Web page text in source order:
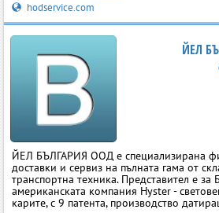
hodservice.com
ЙЕЛ
ЙЕЛ БЪЛГАРИЯ ООД е специализирана
доставки и сервиз на пълната гама от
транспортна техника. Представител е за
американската компания Hyster -
карите, с 9 патента, производство